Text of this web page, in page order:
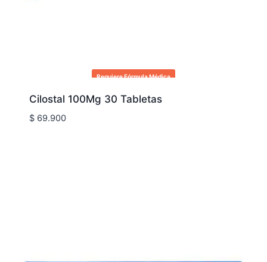
Requiere Fórmula Médica
Cilostal 100Mg 30 Tabletas
$69.900